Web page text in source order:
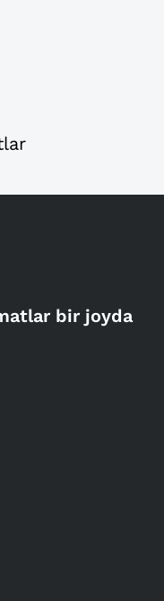
bir joyda